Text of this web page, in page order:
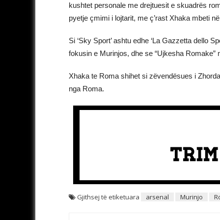
kushtet personale me drejtuesit e skuadrës
pyetje çmimi i lojtarit, me ç’rast Xhaka mbeti
Si ‘Sky Sport’ ashtu edhe ‘La Gazzetta dello
fokusin e Murinjos, dhe se “Ujkesha
Xhaka te Roma shihet si zëvendësues i
nga Roma.
Gjithsej të etiketuara arsenal Murinjo